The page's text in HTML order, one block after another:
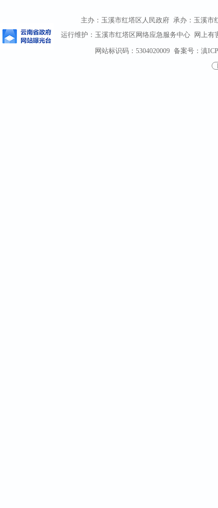
主办：玉溪市红塔区人民政府 承办：玉溪市
运行维护：玉溪市红塔区网络应急服务中心 网上有
网站标识码：5304020009备案号：滇